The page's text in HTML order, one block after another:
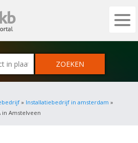
OPENMKB - DE ZAKELIJKE PORTAL
» Installatiebedrijf in amsterdam »
in Amstelveen